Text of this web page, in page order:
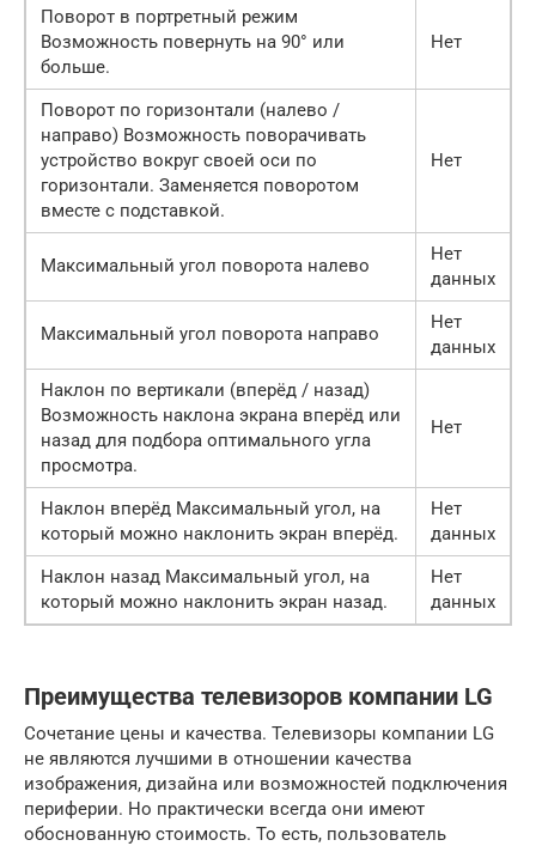
Поворот в портретный режим
Возможность повернуть на 90° или
больше.
Нет
Поворот по горизонтали (налево /
направо) Возможность поворачивать
устройство вокруг своей оси по
горизонтали. Заменяется поворотом
вместе с подставкой.
Нет
Максимальный угол поворота налево
Нет
данных
Максимальный угол поворота направо
Нет
данных
Наклон по вертикали (вперёд / назад)
Возможность наклона экрана вперёд или
назад для подбора оптимального угла
просмотра.
Нет
Наклон вперёд Максимальный угол, на
который можно наклонить экран вперёд.
Нет
данных
Наклон назад Максимальный угол, на
который можно наклонить экран назад.
Нет
данных
Преимущества телевизоров компании LG
Сочетание цены и качества. Телевизоры компании LG
не являются лучшими в отношении качества
изображения, дизайна или возможностей подключения
периферии. Но практически всегда они имеют
обоснованную стоимость. То есть, пользователь